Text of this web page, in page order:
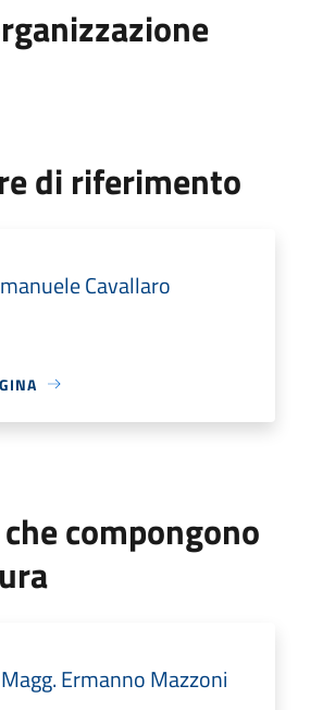
di riferimento
Cavallaro
compongono
Ermanno Mazzoni